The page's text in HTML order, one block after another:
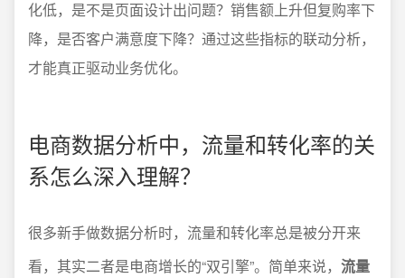
化低，是不是页面设计出问题？销售额上升但复购率下
降，是否客户满意度下降？通过这些指标的联动分析，
才能真正驱动业务优化。
电商数据分析中，流量和转化率的关
系怎么深入理解？
很多新手做数据分析时，流量和转化率总是被分开来
看，其实二者是电商增长的“双引擎”。简单来说， 流量